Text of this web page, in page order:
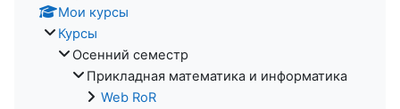
Мои курсы
Курсы
Осенний семестр
Прикладная математика и информатика
Web RoR